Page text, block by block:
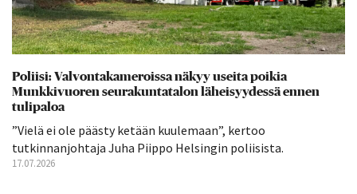
Poliisi: Valvontakameroissa näkyy useita poikia
Munkkivuoren seurakuntatalon läheisyydessä ennen
tulipaloa
”Vielä ei ole päästy ketään kuulemaan”, kertoo
tutkinnanjohtaja Juha Piippo Helsingin poliisista.
17.07.2026